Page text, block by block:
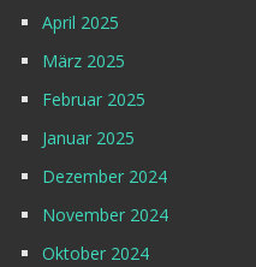
April 2025
März 2025
Februar 2025
Januar 2025
Dezember 2024
November 2024
Oktober 2024